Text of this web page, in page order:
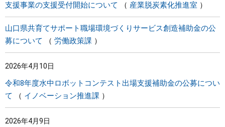
支援事業の支援受付開始について
産業脱炭素化推進室
山口県共育てサポート職場環境づくりサービス創造補助金の公
募について
労働政策課
2026年4月10日
令和8年度水中ロボットコンテスト出場支援補助金の公募につい
て
イノベーション推進課
2026年4月9日